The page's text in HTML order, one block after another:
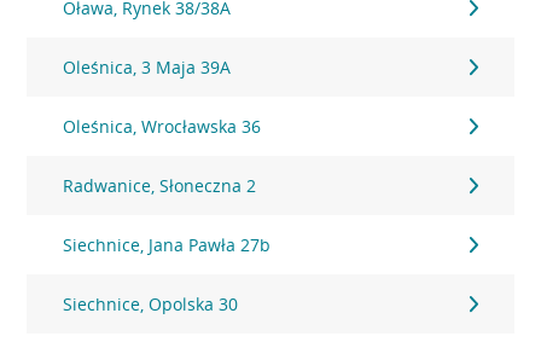
Oława, Rynek 38/38A
Oleśnica, 3 Maja 39A
Oleśnica, Wrocławska 36
Radwanice, Słoneczna 2
Siechnice, Jana Pawła 27b
Siechnice, Opolska 30